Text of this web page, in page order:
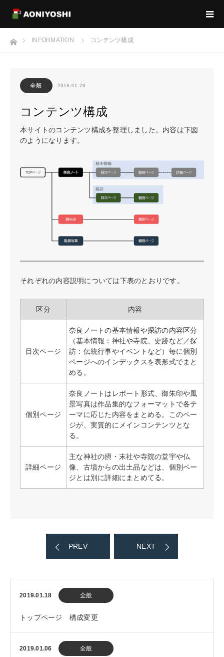
ホームINFORMATION コンテンツ構成
全般 2018.01.29
コンテンツ構成
本サイトのコンテンツ構成を整理しました。内容は下図
のようになります。
それぞれの内容説明については下表のとおりです。
区分 内容
目次ページ
奈良ノートの基本情報や探訪の内容区分
（基本情報：神社や寺院、史跡など／探
訪：伝統行事やイベントなど）毎に個別
ページへのインデックスを表形式でまと
める。
個別ページ
奈良ノートはレポート形式、御朱印や風
景写真は作品集的なフォーマットで各テ
ーマに応じた内容をまとめる。このペー
ジが、実質的にメインコンテンツとな
る。
詳細ページ
主な神社の摂・末社や寺院の堂宇や仏
像、古墳からの出土品などは、個別ペー
ジとは別に詳細にまとめてる。
PREV NEXT
2019.01.18 全般
トップページ 構成変更
2019.01.06 全般